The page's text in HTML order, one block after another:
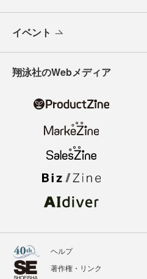
イベント
翔泳社のWebメディア
ヘルプ
著作権・リンク